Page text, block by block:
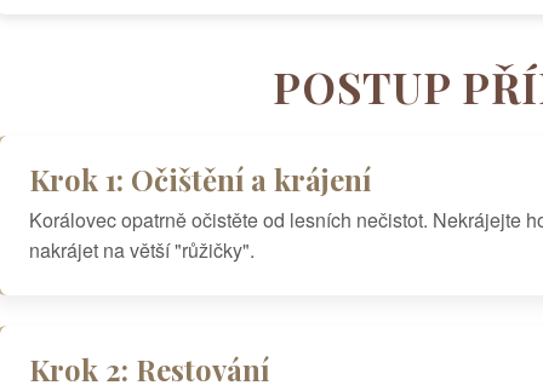
POSTUP
Krok 1: Očištění a krájení
Korálovec opatrně očistěte od lesních nečistot. Nekrájejte
nakrájet na větší "růžičky".
Krok 2: Restování